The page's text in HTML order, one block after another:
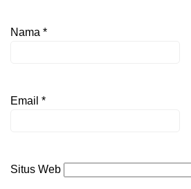
Nama *
Email *
Situs Web